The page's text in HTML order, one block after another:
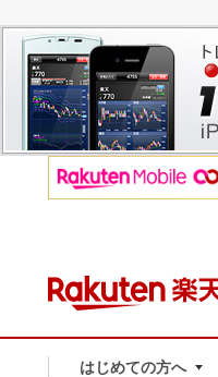
はじめての方へ